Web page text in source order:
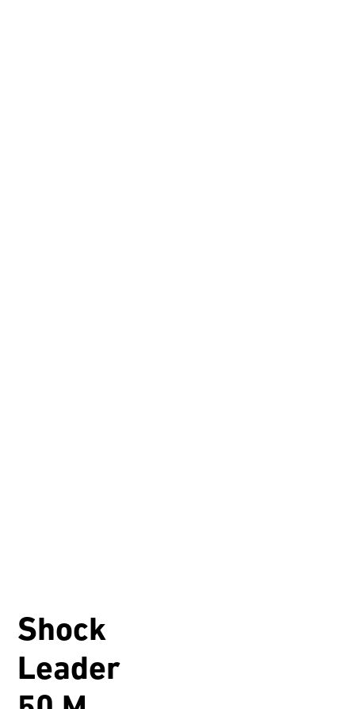
Shock
Leader